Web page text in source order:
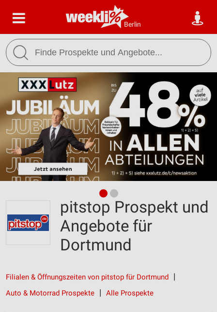
Berlin
pitstop Prospekt und
Angebote für
Dortmund
Filialen & Öffnungszeiten von pitstop für Dortmund
Auto & Motorrad Prospekte
Alle Prospekte